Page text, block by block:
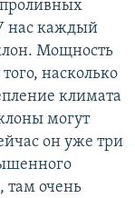
нас каждый
Мощность
насколько
климата
могут
он уже три
там очень